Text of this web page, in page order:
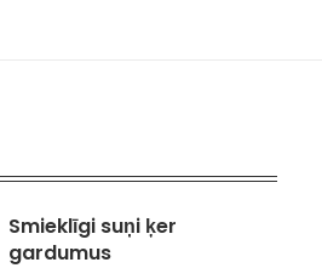
Smieklīgi suņi ķer
gardumus